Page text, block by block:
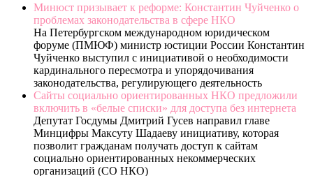
Минюст призывает к реформе: Константин Чуйченко о
проблемах законодательства в сфере НКО
На Петербургском международном юридическом
форуме (ПМЮФ) министр юстиции России Константин
Чуйченко выступил с инициативой о необходимости
кардинального пересмотра и упорядочивания
законодательства, регулирующего деятельность
Сайты социально ориентированных НКО предложили
включить в «белые списки» для доступа без интернета
Депутат Госдумы Дмитрий Гусев направил главе
Минцифры Максуту Шадаеву инициативу, которая
позволит гражданам получать доступ к сайтам
социально ориентированных некоммерческих
организаций (СО НКО)